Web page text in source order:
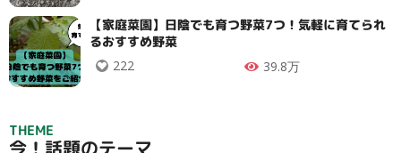
【家庭菜園】日陰でも育つ野菜7つ！気軽に育てられ
るおすすめ野菜
222 39.8万
THEME
今！話題のテーマ